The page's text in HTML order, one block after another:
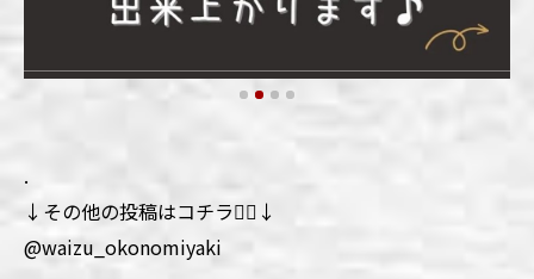
.
↓その他の投稿はコチラ💁‍♀️↓
@waizu_okonomiyaki